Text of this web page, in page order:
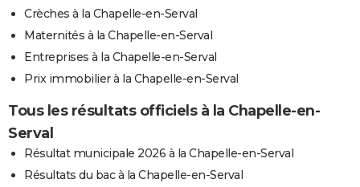
Crèches à la Chapelle-en-Serval
Maternités à la Chapelle-en-Serval
Entreprises à la Chapelle-en-Serval
Prix immobilier à la Chapelle-en-Serval
Tous les résultats officiels à la Chapelle-en-
Serval
Résultat municipale 2026 à la Chapelle-en-Serval
Résultats du bac à la Chapelle-en-Serval